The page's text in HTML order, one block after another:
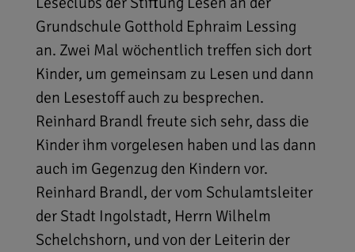
Grundschule Gotthold Ephraim Lessing
an. Zwei Mal wöchentlich treffen sich dort
Kinder, um gemeinsam zu Lesen und dann
den Lesestoff auch zu besprechen.
Reinhard Brandl freute sich sehr, dass die
Kinder ihm vorgelesen haben und las dann
auch im Gegenzug den Kindern vor.
Reinhard Brandl, der vom Schulamtsleiter
der Stadt Ingolstadt, Herrn Wilhelm
Schelchshorn, und von der Leiterin der